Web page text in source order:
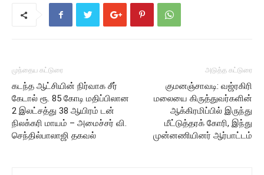
முந்தைய கட்டுரை
கடந்த ஆட்சியின் நிர்வாக சீர்
கேடால் ரூ. 85 கோடி மதிப்பிலான
2 இலட்சத்து 38 ஆயிரம் டன்
நிலக்கரி மாயம் – அமைச்சர் வி.
செந்தில்பாலாஜி தகவல்
அடுத்த கட்டுரை
குமனஞ்சாவடி: வஜ்ரகிரி
மலையை கிருத்துவர்களின்
ஆக்கிரமிப்பில் இருந்து
மீட்டுத்தரக் கோரி, இந்து
முன்னணியினர் ஆர்பாட்டம்